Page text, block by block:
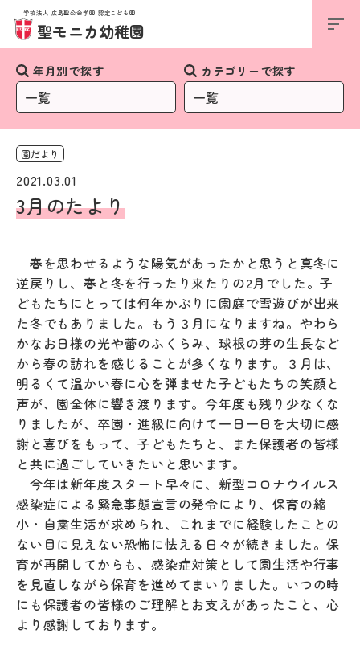
学校法人 広島聖公会学園 認定こども園
聖モニカ幼稚園
年月別で探す カテゴリーで探す
園だより
2021.03.01
3月のたより
春を思わせるような陽気があったかと思うと真冬に
逆戻りし、春と冬を行ったり来たりの2月でした。子
どもたちにとっては何年かぶりに園庭で雪遊びが出来
た冬でもありました。もう３月になりますね。やわら
かなお日様の光や蕾のふくらみ、球根の芽の生長など
から春の訪れを感じることが多くなります。３月は、
明るくて温かい春に心を弾ませた子どもたちの笑顔と
声が、園全体に響き渡ります。今年度も残り少なくな
りましたが、卒園・進級に向けて一日一日を大切に感
謝と喜びをもって、子どもたちと、また保護者の皆様
と共に過ごしていきたいと思います。
今年は新年度スタート早々に、新型コロナウイルス
感染症による緊急事態宣言の発令により、保育の縮
小・自粛生活が求められ、これまでに経験したことの
ない目に見えない恐怖に怯える日々が続きました。保
育が再開してからも、感染症対策として園生活や行事
を見直しながら保育を進めてまいりました。いつの時
にも保護者の皆様のご理解とお支えがあったこと、心
より感謝しております。